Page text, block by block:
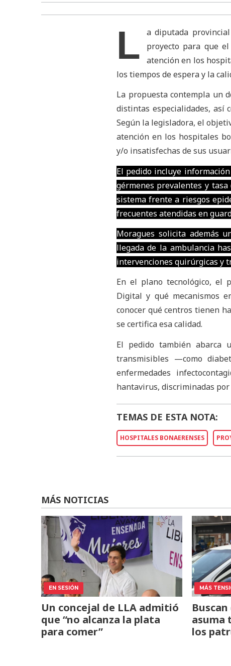
L
a diputada
proyecto para que
atención en los
los tiempos de espera y la
La propuesta contempla un
distintas especialidades, así
Según la legisladora, el
atención en los hospitales
y/o insatisfechas de sus
El pedido incluye
gérmenes prevalentes y
sistema frente a riesgos
frecuentes atendidas en
Moragues solicita además
llegada de la ambulancia
intervenciones quirúrgicas y
En el plano tecnológico, el
Digital y qué mecanismos
conocer qué centros tienen
se certifica esa calidad.
El pedido también abarca
transmisibles —como
enfermedades
hantavirus, discriminadas
TEMAS DE ESTA NOTA:
HOSPITALES BONAERENSES
MÁS NOTICIAS
EN SESIÓN
Un concejal de LLA admitió
que “no alcanza la plata
para comer”
MÁS
asuma
los